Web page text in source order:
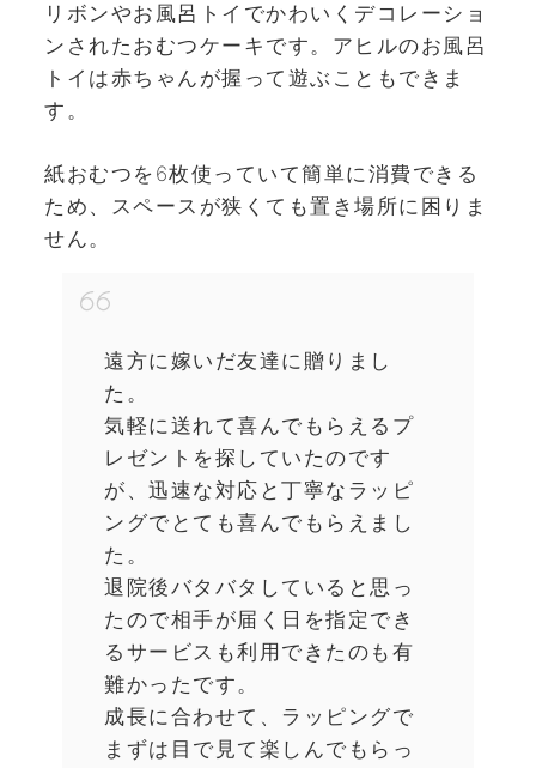
リボンやお風呂トイでかわいくデコレーショ
ンされたおむつケーキです。アヒルのお風呂
トイは赤ちゃんが握って遊ぶこともできま
す。
紙おむつを6枚使っていて簡単に消費できる
ため、スペースが狭くても置き場所に困りま
せん。
遠方に嫁いだ友達に贈りまし
た。
気軽に送れて喜んでもらえるプ
レゼントを探していたのです
が、迅速な対応と丁寧なラッピ
ングでとても喜んでもらえまし
た。
退院後バタバタしていると思っ
たので相手が届く日を指定でき
るサービスも利用できたのも有
難かったです。
成長に合わせて、ラッピングで
まずは目で見て楽しんでもらっ